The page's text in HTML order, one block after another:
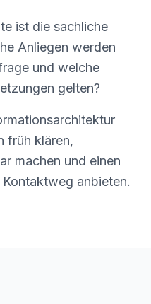
ist die sachliche
Anliegen werden
und welche
gelten?
früh klären,
machen und einen
anbieten.